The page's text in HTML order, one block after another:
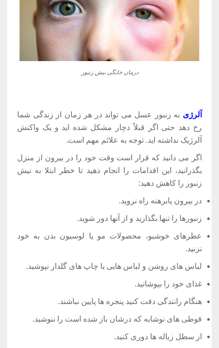
درمان خانگی نیش زنبور
آلرژی به زنبور عسل می تواند در هر زمان از زندگی شما
رخ دهد حتی اگر قبلاً دچار مشکل شده اید و یک واکنش
آلرژیک نداشته اید. توجه به علائم مهم است.
اگر می دانید که قرار است وقت خود را در بیرون از منزل
بگذرانید، این اقدامات را انجام دهید تا خطر ابتلا به نیش
زنبور را کاهش دهید:
در بیرون پابرهنه راه نروید.
زنبورها را تنها بگذارید و از آنها دور شوید.
عطرهای خوشبو، محصولات مو یا لوسیون بدن به خود
نزنید.
لباس های روشن و لباس هایی با چاپ های گلدار نپوشید.
غذای خود را بپوشانید.
هنگام رانندگی دقت کنید پنجره ها پایین نباشند.
قوطی های نوشابه که درشان باز شده است را ننوشید.
از سطل زباله ها دوری کنید.